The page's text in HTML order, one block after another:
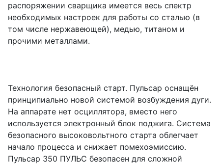
распоряжении сварщика имеется весь спектр
необходимых настроек для работы со сталью (в
том числе нержавеющей), медью, титаном и
прочими металлами.
Технология безопасный старт. Пульсар оснащён
принципиально новой системой возбуждения дуги.
На аппарате нет осциллятора, вместо него
используется электронный блок поджига. Система
безопасного высоковольтного старта облегчает
начало процесса и снижает помехоэмиссию.
Пульсар 350 ПУЛЬС безопасен для сложной